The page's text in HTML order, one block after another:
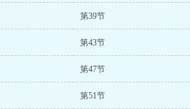
第39节
第43节
第47节
第51节